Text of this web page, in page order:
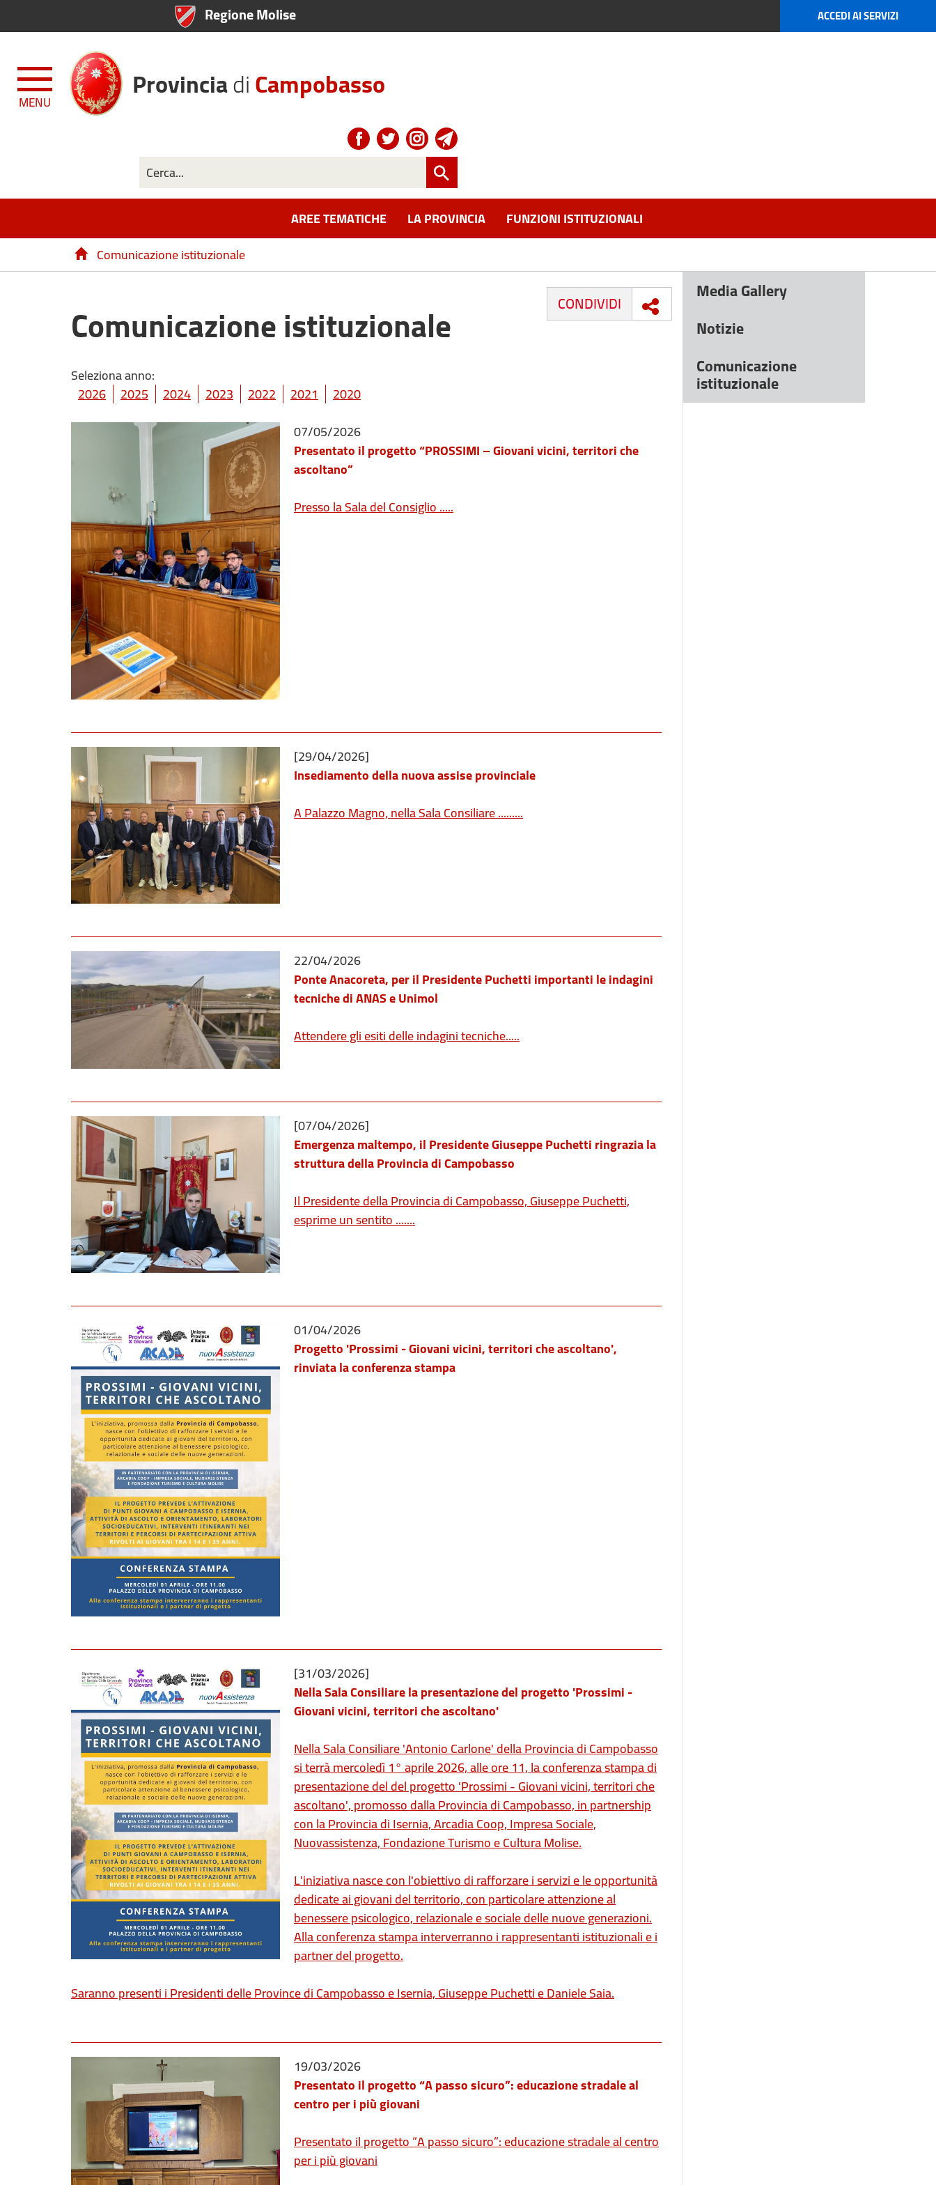
Regione Molise ACCEDI AI SERVIZI
MENU ProvinciadiCampobasso
AREE TEMATICHE LA PROVINCIA
FUNZIONI ISTITUZIONALI
Comunicazione istituzionale
CONDIVIDI
Comunicazione istituzionale
Seleziona anno:
2026
2025 2024 2023 2022 2021
2020
07/05/2026
Presentato il progetto “PROSSIMI – Giovani vicini, territori che
ascoltano”
Presso la Sala del Consiglio .....
[29/04/2026]
Insediamento della nuova assise provinciale
A Palazzo Magno, nella Sala Consiliare .........
22/04/2026
Ponte Anacoreta, per il Presidente Puchetti importanti le indagini
tecniche di ANAS e Unimol
Attendere gli esiti delle indagini tecniche.....
[07/04/2026]
Emergenza maltempo, il Presidente Giuseppe Puchetti ringrazia la
struttura della Provincia di Campobasso
Il Presidente della Provincia di Campobasso, Giuseppe Puchetti,
esprime un sentito .......
01/04/2026
Progetto 'Prossimi - Giovani vicini, territori che ascoltano',
rinviata la conferenza stampa
[31/03/2026]
Nella Sala Consiliare la presentazione del progetto 'Prossimi -
Giovani vicini, territori che ascoltano'
Nella Sala Consiliare 'Antonio Carlone' della Provincia di Campobasso
si terrà mercoledì 1° aprile 2026, alle ore 11, la conferenza stampa di
presentazione del del progetto 'Prossimi - Giovani vicini, territori che
ascoltano', promosso dalla Provincia di Campobasso, in partnership
con la Provincia di Isernia, Arcadia Coop, Impresa Sociale,
Nuovassistenza, Fondazione Turismo e Cultura Molise.
L'iniziativa nasce con l'obiettivo di rafforzare i servizi e le opportunità
dedicate ai giovani del territorio, con particolare attenzione al
benessere psicologico, relazionale e sociale delle nuove generazioni.
Alla conferenza stampa interverranno i rappresentanti istituzionali e i
partner del progetto.
Saranno presenti i Presidenti delle Province di Campobasso e Isernia, Giuseppe Puchetti e Daniele Saia.
19/03/2026
Presentato il progetto “A passo sicuro”: educazione stradale al
centro per i più giovani
Presentato il progetto “A passo sicuro”: educazione stradale al centro
per i più giovani
Media Gallery
Notizie
Comunicazione
istituzionale